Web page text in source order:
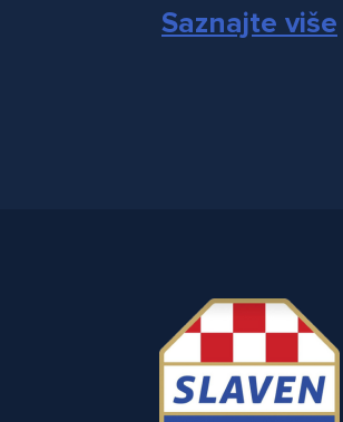
Saznajte više